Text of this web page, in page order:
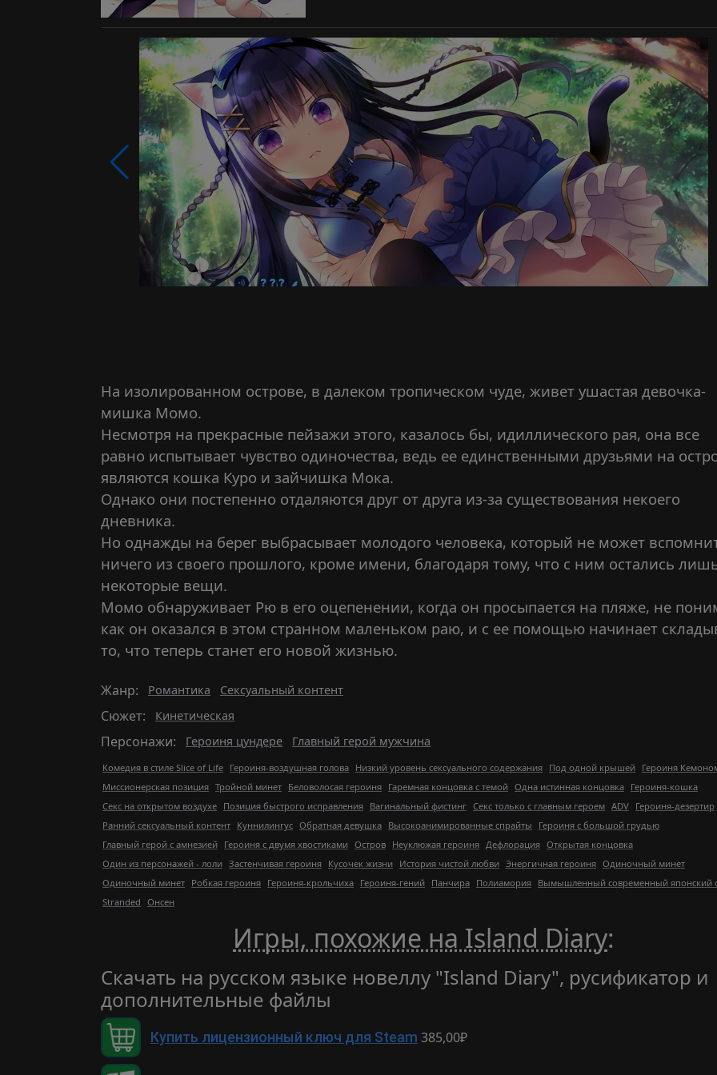
На изолированном острове, в далеком тропическом чуде, живет ушастая девочка-
мишка Момо.
Несмотря на прекрасные пейзажи этого, казалось бы, идиллического рая, она все
равно испытывает чувство одиночества, ведь ее единственными друзьями на
являются кошка Куро и зайчишка Мока.
Однако они постепенно отдаляются друг от друга из-за существования некоего
дневника.
Но однажды на берег выбрасывает молодого человека, который не может
ничего из своего прошлого, кроме имени, благодаря тому, что с ним остались
некоторые вещи.
Момо обнаруживает Рю в его оцепенении, когда он просыпается на пляже, не
как он оказался в этом странном маленьком раю, и с ее помощью начинает
то, что теперь станет его новой жизнью.
Жанр: Романтика Сексуальный контент
Сюжет: Кинетическая
Персонажи: Героиня цундере Главный герой мужчина
Комедия в стиле Slice of Life Героиня-воздушная голова Низкий уровень сексуального содержания Под одной крышей Героиня
Миссионерская позиция Тройной минет Беловолосая героиня Гаремная концовка с темой Одна истинная концовка Героиня-кошка
Секс на открытом воздухе Позиция быстрого исправления Вагинальный фистинг Секс только с главным героем ADV Героиня-дезертир
Ранний сексуальный контент Куннилингус Обратная девушка Высокоанимированные спрайты
Героиня с большой грудью
Главный герой с амнезией Героиня с двумя хвостиками Остров Неуклюжая героиня Дефлорация Открытая концовка
Один из персонажей - лоли Застенчивая героиня Кусочек жизни История чистой любви Энергичная героиня Одиночный минет
Одиночный минет Робкая героиня Героиня-крольчиха Героиня-гений Панчира Полиамория Вымышленный современный японский
Stranded Онсен
Игры, похожие на Island Diary:
Скачать на русском языке новеллу "Island Diary", русификатор и
дополнительные файлы
Купить лицензионный ключ для Steam 385,00₽